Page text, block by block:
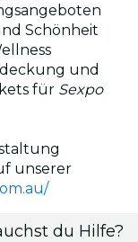
Schönheit
und
für Sexpo
unserer
du Hilfe?